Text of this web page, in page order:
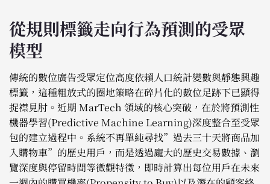
從規則標籤走向行為預測的受眾
模型
傳統的數位廣告受眾定位高度依賴人口統計變數與靜態興趣
標籤，這種粗放式的圈地策略在碎片化的數位足跡下已顯得
捉襟見肘。近期 MarTech 領域的核心突破，在於將預測性
機器學習(Predictive Machine Learning)深度整合至受眾
包的建立過程中。系統不再單純尋找”過去三十天將商品加
入購物車”的歷史用戶，而是透過龐大的歷史交易數據、瀏
覽深度與停留時間等微觀特徵，即時計算出每位用戶在未來